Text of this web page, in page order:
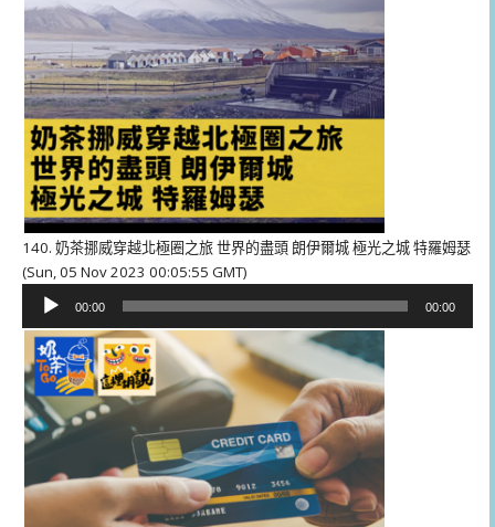
140. 奶茶挪威穿越北極圈之旅 世界的盡頭 朗伊爾城 極光之城 特羅姆瑟
(Sun, 05 Nov 2023 00:05:55 GMT)
播
放
器
00:00 00:00